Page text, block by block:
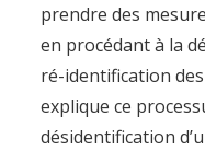
prendre des
en procédant à la
ré-identification
explique ce
désidentification